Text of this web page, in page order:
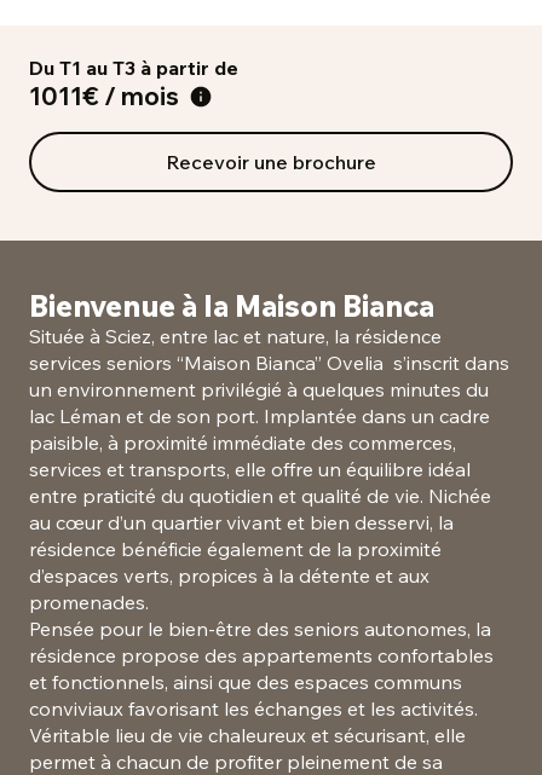
Du T1 au T3 à partir de
1011€ / mois
Recevoir une brochure
Bienvenue à la Maison Bianca
Située à Sciez, entre lac et nature, la résidence
services seniors “Maison Bianca” Ovelia s’inscrit dans
un environnement privilégié à quelques minutes du
lac Léman et de son port. Implantée dans un cadre
paisible, à proximité immédiate des commerces,
services et transports, elle offre un équilibre idéal
entre praticité du quotidien et qualité de vie. Nichée
au cœur d’un quartier vivant et bien desservi, la
résidence bénéficie également de la proximité
d’espaces verts, propices à la détente et aux
promenades.
Pensée pour le bien-être des seniors autonomes, la
résidence propose des appartements confortables
et fonctionnels, ainsi que des espaces communs
conviviaux favorisant les échanges et les activités.
Véritable lieu de vie chaleureux et sécurisant, elle
permet à chacun de profiter pleinement de sa